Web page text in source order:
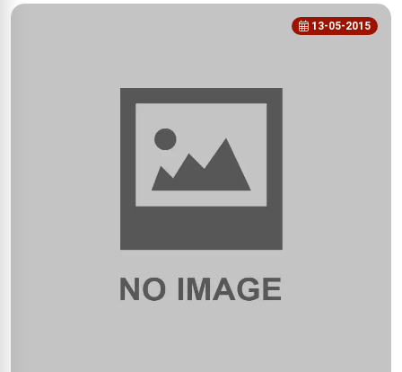
13-05-2015